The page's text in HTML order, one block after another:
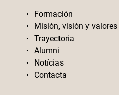
Formación
Misión, visión y valores
Trayectoria
Alumni
Notícias
Contacta